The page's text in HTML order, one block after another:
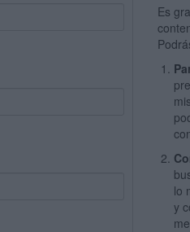
Es
lo
y